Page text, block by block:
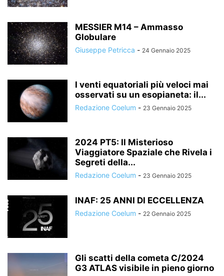
MESSIER M14 – Ammasso
Globulare
Giuseppe Petricca - 24 Gennaio 2025
I venti equatoriali più veloci mai
osservati su un esopianeta: il...
Redazione Coelum - 23 Gennaio 2025
2024 PT5: Il Misterioso
Viaggiatore Spaziale che Rivela i
Segreti della...
Redazione Coelum - 23 Gennaio 2025
INAF: 25 ANNI DI ECCELLENZA
Redazione Coelum - 22 Gennaio 2025
Gli scatti della cometa C/2024
G3 ATLAS visibile in pieno giorno